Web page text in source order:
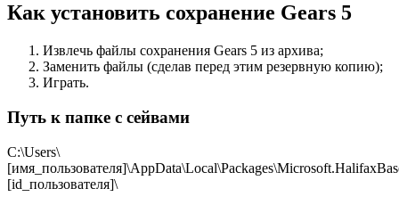
Как установить сохранение Gears 5
Извлечь файлы сохранения Gears 5 из архива;
Заменить файлы (сделав перед этим резервную копию);
Играть.
Путь к папке с сейвами
C:\Users\
[id_пользователя]\